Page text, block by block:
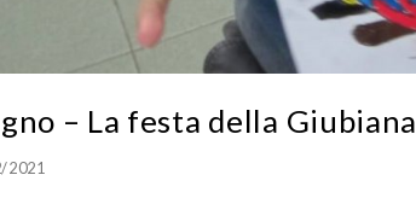
– La festa della Giubiana
2021